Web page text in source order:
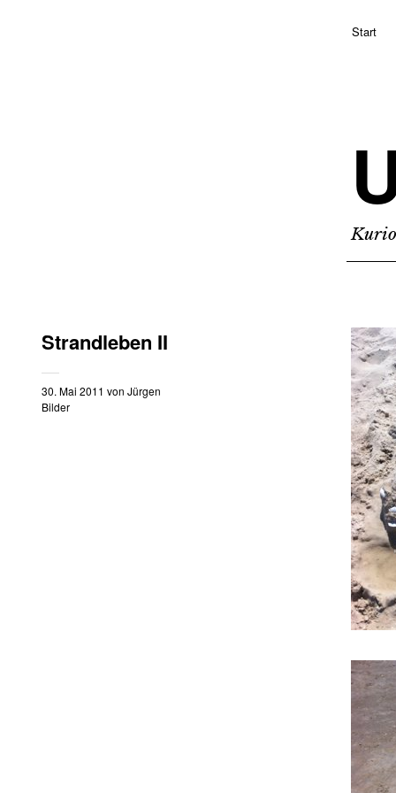
Start
Strandleben II
30. Mai 2011 von Jürgen
Bilder